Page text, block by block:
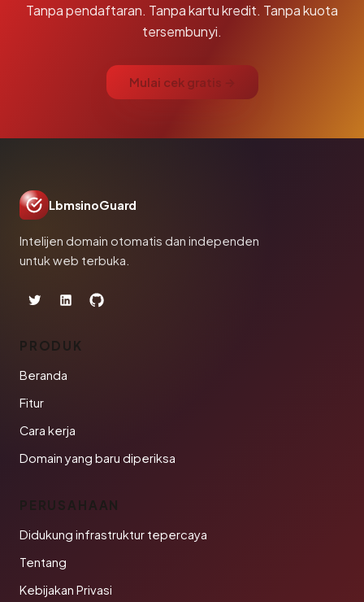
Tanpa pendaftaran. Tanpa kartu kredit. Tanpa kuota
tersembunyi.
Mulai cek gratis →
LbmsinoGuard
Intelijen domain otomatis dan independen
untuk web terbuka.
PRODUK
Beranda
Fitur
Cara kerja
Domain yang baru diperiksa
PERUSAHAAN
Didukung infrastruktur tepercaya
Tentang
Kebijakan Privasi